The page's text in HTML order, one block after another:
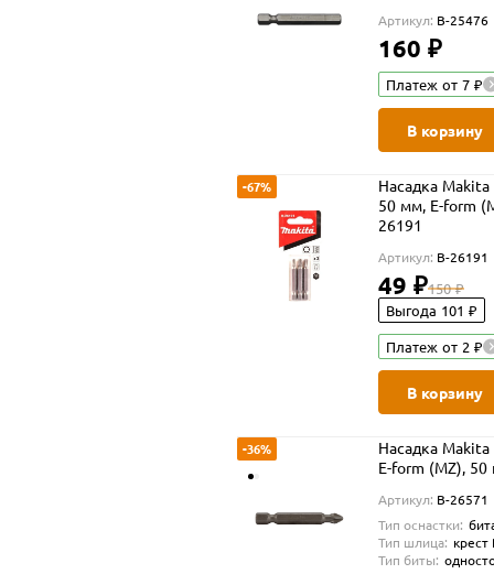
Артикул: B-25476
160 ₽
Платеж от 7 ₽
В корзину
-67%
Насадка
50 мм, E-form
26191
Артикул: B-26191
49 ₽150 ₽
Выгода 101 ₽
Платеж от 2 ₽
В корзину
-36%
Насадка
E-form (MZ), 50
Артикул: B-26571
Тип оснастки:
Тип шлица: крест
Тип биты: